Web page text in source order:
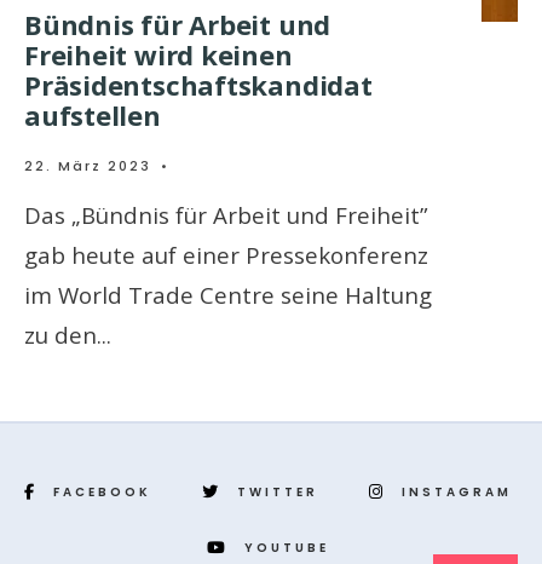
Bündnis für Arbeit und
Freiheit wird keinen
Präsidentschaftskandidat
aufstellen
22. März 2023 •
Das „Bündnis für Arbeit und Freiheit”
gab heute auf einer Pressekonferenz
im World Trade Centre seine Haltung
zu den...
FACEBOOK TWITTER INSTAGRAM
YOUTUBE